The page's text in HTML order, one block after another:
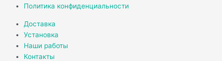
Политика конфиденциальности
Доставка
Установка
Наши работы
Контакты